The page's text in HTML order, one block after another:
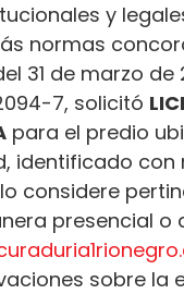
y
normas
31 de marzo de
7, solicitó
para el predio
identificado con
considere
presencial o
sobre la